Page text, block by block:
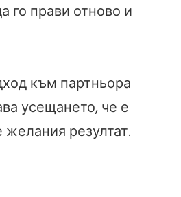
го прави отново и
към партньора
усещането, че е
резултат.